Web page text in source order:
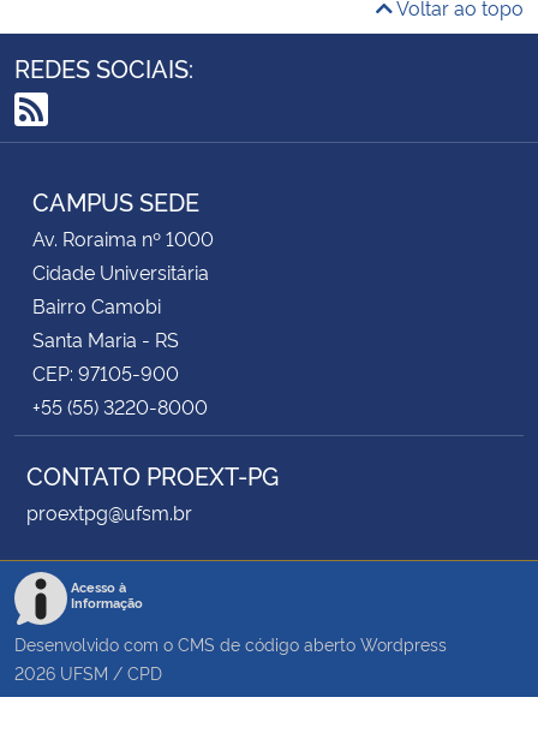
Voltar ao topo
REDES SOCIAIS:
RSS
CAMPUS SEDE
Av. Roraima nº 1000
Cidade Universitária
Bairro Camobi
Santa Maria - RS
CEP: 97105-900
+55 (55) 3220-8000
CONTATO PROEXT-PG
proextpg@ufsm.br
Acesso à
Informação
Desenvolvido com o CMS de código aberto Wordpress
2026 UFSM / CPD